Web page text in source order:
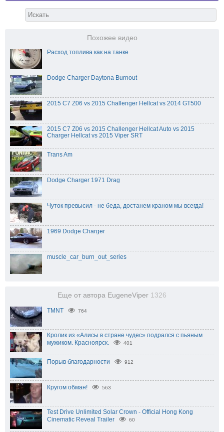
Похожее видео
Расход топлива как на танке
Dodge Charger Daytona Burnout
2015 C7 Z06 vs 2015 Challenger Hellcat vs 2014 GT500
2015 C7 Z06 vs 2015 Challenger Hellcat Auto vs 2015
Charger Hellcat vs 2015 Viper SRT
Trans Am
Dodge Charger 1971 Drag
Чуток превысил - не беда, достанем краном мы всегда!
1969 Dodge Charger
muscle_car_burn_out_series
Еще от автора EugeneViper 1326
TMNT 764
Кролик из «Алисы в стране чудес» подрался с пьяным
мужиком. Красноярск.
401
Порыв благодарности 912
Кругом обман! 563
Test Drive Unlimited Solar Crown - Official Hong Kong
Cinematic Reveal Trailer
60